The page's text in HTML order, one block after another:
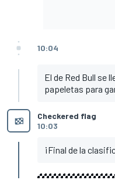
10:04
El de Red Bull se
papeletas para
Checkered flag
10:03
¡Final de la